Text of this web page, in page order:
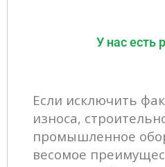
У нас есть
Если исключить
износа,
промышленное
весомое